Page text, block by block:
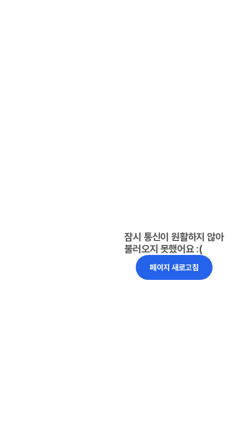
잠시 통신이 원활하지 않아
불러오지 못했어요 :(
페이지 새로고침